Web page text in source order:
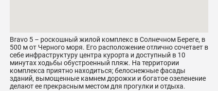
Bravo 5 – роскошный жилой комплекс в Солнечном Береге, в
500 м от Черного моря. Его расположение отлично сочетает в
себе инфраструктуру центра курорта и доступный в 10
минутах ходьбы обустроенный пляж. На территории
комплекса приятно находиться; белоснежные фасады
зданий, вымощенные камнем дорожки и богатое озеленение
делают ее прекрасным местом для прогулки и отдыха.